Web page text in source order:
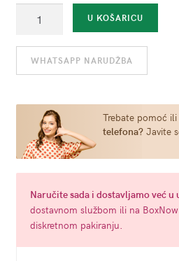
vrećica
za
erotske
U KOŠARICU
WHATSAPP NARUDŽBA
Trebate pomoć
telefona?Javite
Naručitesadai dostavljamo već u
dostavnom službom ili na
diskretnom pakiranju.